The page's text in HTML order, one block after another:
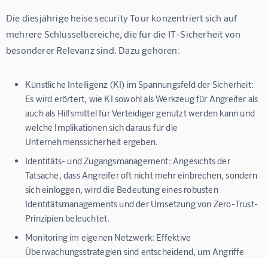
Die diesjährige heise security Tour konzentriert sich auf
mehrere Schlüsselbereiche, die für die IT-Sicherheit von
besonderer Relevanz sind. Dazu gehören:
Künstliche Intelligenz (KI) im Spannungsfeld der Sicherheit:
Es wird erörtert, wie KI sowohl als Werkzeug für Angreifer als
auch als Hilfsmittel für Verteidiger genutzt werden kann und
welche Implikationen sich daraus für die
Unternehmenssicherheit ergeben.
Identitäts- und Zugangsmanagement: Angesichts der
Tatsache, dass Angreifer oft nicht mehr einbrechen, sondern
sich einloggen, wird die Bedeutung eines robusten
Identitätsmanagements und der Umsetzung von Zero-Trust-
Prinzipien beleuchtet.
Monitoring im eigenen Netzwerk: Effektive
Überwachungsstrategien sind entscheidend, um Angriffe